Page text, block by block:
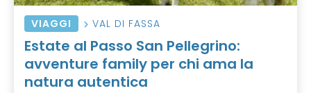
VIAGGI VAL DI FASSA
Estate al Passo San Pellegrino:
avventure family per chi ama la
natura autentica